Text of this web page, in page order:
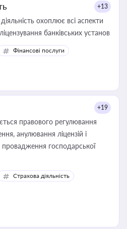
+13
охоплює всі аспекти
банківських установ
Фінансові послуги
+19
правового регулювання
анулювання ліцензій і
провадження господарської
Страхова діяльність